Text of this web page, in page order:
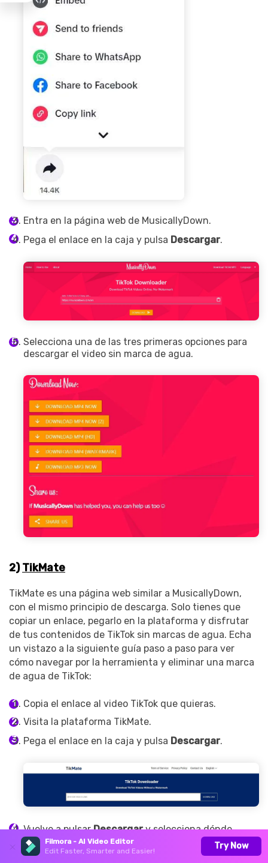
Filmora - AI Video Editor
Edit Faster, Smarter and Easier!
Try Now
Entra en la página web de MusicallyDown.
Pega el enlace en la caja y pulsa Descargar.
Selecciona una de las tres primeras opciones para
descargar el video sin marca de agua.
2)TikMate
TikMate es una página web similar a MusicallyDown,
con el mismo principio de descarga. Solo tienes que
copiar un enlace, pegarlo en la plataforma y disfrutar
de tus contenidos de TikTok sin marcas de agua. Echa
un vistazo a la siguiente guía paso a paso para ver
cómo navegar por la herramienta y eliminar una marca
de agua de TikTok:
Copia el enlace al video TikTok que quieras.
Visita la plataforma TikMate.
Pega el enlace en la caja y pulsa Descargar.
Vuelve a pulsarDescargary selecciona dónde
quieres guardar el archivo.